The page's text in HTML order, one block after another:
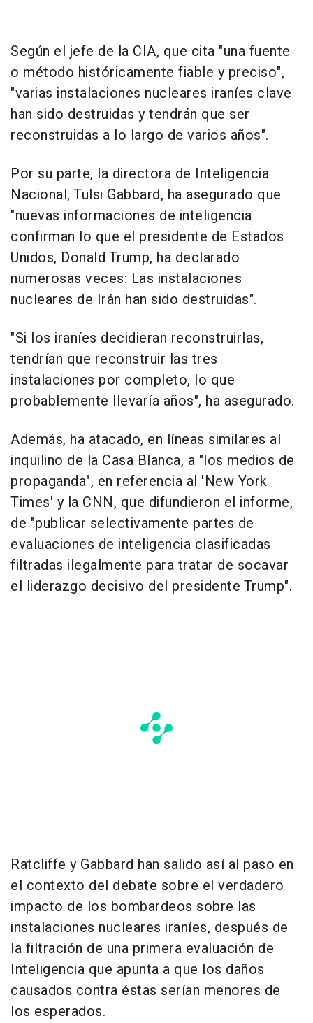
Según el jefe de la CIA, que cita "una fuente
o método históricamente fiable y preciso",
"varias instalaciones nucleares iraníes clave
han sido destruidas y tendrán que ser
reconstruidas a lo largo de varios años".
Por su parte, la directora de Inteligencia
Nacional, Tulsi Gabbard, ha asegurado que
"nuevas informaciones de inteligencia
confirman lo que el presidente de Estados
Unidos, Donald Trump, ha declarado
numerosas veces: Las instalaciones
nucleares de Irán han sido destruidas".
"Si los iraníes decidieran reconstruirlas,
tendrían que reconstruir las tres
instalaciones por completo, lo que
probablemente llevaría años", ha asegurado.
Además, ha atacado, en líneas similares al
inquilino de la Casa Blanca, a "los medios de
propaganda", en referencia al 'New York
Times' y la CNN, que difundieron el informe,
de "publicar selectivamente partes de
evaluaciones de inteligencia clasificadas
filtradas ilegalmente para tratar de socavar
el liderazgo decisivo del presidente Trump".
Ratcliffe y Gabbard han salido así al paso en
el contexto del debate sobre el verdadero
impacto de los bombardeos sobre las
instalaciones nucleares iraníes, después de
la filtración de una primera evaluación de
Inteligencia que apunta a que los daños
causados contra éstas serían menores de
los esperados.